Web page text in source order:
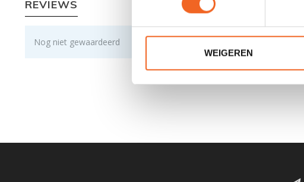
WEIGEREN
REVIEWS
Nog niet gewaardeerd